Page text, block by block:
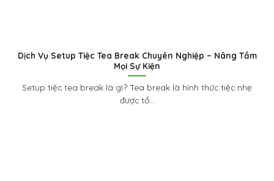
Dịch Vụ Setup Tiệc Tea Break Chuyên Nghiệp – Nâng Tầm
Mọi Sự Kiện
Setup tiệc tea break là gì? Tea break là hình thức tiệc nhẹ
được tổ...